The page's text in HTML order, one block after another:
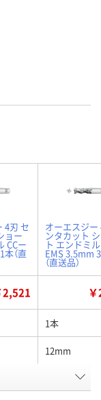
4刃 セ
ョー
CCー
（直
オーエスジー
ンタカット
ト エンドミ
EMS 3.5mm
（直送品）
2,521
1本
12mm
J164482